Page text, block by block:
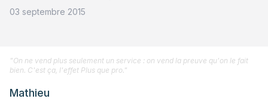
03 septembre 2015
"On ne vend plus seulement un service : on vend la preuve qu'on le fait
bien. C'est ça, l'effet Plus que pro."
Mathieu